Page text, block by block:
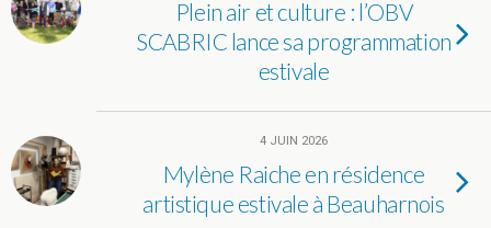
Plein air et culture : l’OBV
SCABRIC lance sa programmation
estivale
4 JUIN 2026
Mylène Raiche en résidence
artistique estivale à Beauharnois